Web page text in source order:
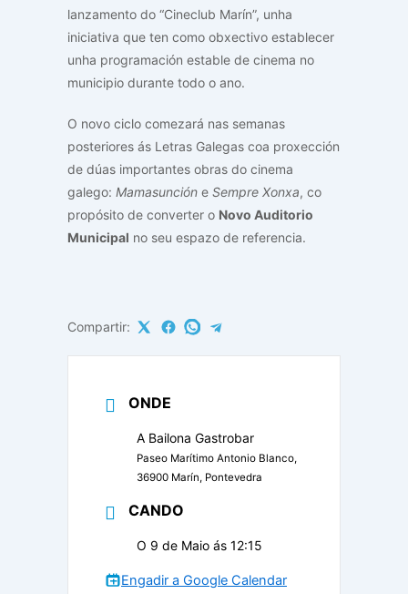
lanzamento do “Cineclub Marín”, unha
iniciativa que ten como obxectivo establecer
unha programación estable de cinema no
municipio durante todo o ano.
O novo ciclo comezará nas semanas
posteriores ás Letras Galegas coa proxección
de dúas importantes obras do cinema
galego: Mamasunción e Sempre Xonxa, co
propósito de converter o Novo Auditorio
Municipal no seu espazo de referencia.
Compartir:
ONDE
A Bailona Gastrobar
Paseo Marítimo Antonio Blanco,
36900 Marín, Pontevedra
CANDO
O 9 de Maio ás 12:15
Engadir a Google Calendar